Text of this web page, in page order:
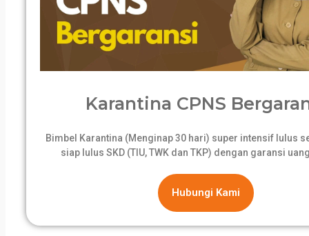
Karantina CPNS
Bimbel Karantina (Menginap 30 hari) super intensif lulus
siap lulus SKD (TIU, TWK dan TKP) dengan garansi
Hubungi Kami